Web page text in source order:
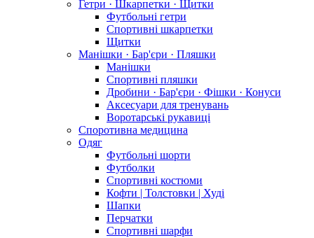
Гетри · Шкарпетки · Щитки
Футбольні гетри
Спортивні шкарпетки
Щитки
Манішки · Бар'єри · Пляшки
Манішки
Спортивні пляшки
Дробини · Бар'єри · Фішки · Конуси
Аксесуари для тренувань
Воротарські рукавиці
Споротивна медицина
Одяг
Футбольні шорти
Футболки
Спортивні костюми
Кофти | Толстовки | Худі
Шапки
Перчатки
Спортивні шарфи